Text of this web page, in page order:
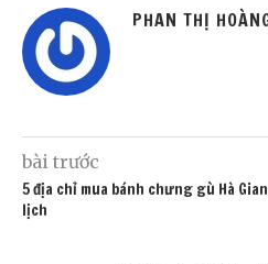
PHAN THỊ
bài trước
5 địa chỉ mua bánh chưng gù Hà
lịch